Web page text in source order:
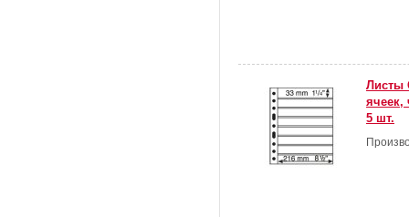
Листы
ячеек,
5 шт.